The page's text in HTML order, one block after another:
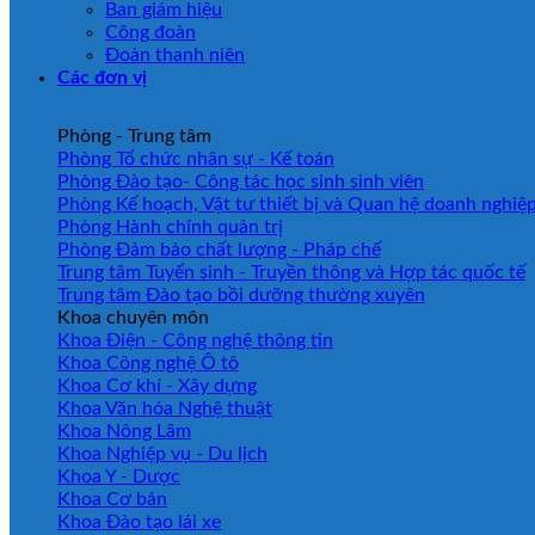
Ban giám hiệu
Công đoàn
Đoàn thanh niên
Các đơn vị
Phòng - Trung tâm
Phòng Tổ chức nhân sự - Kế toán
Phòng Đào tạo- Công tác học sinh sinh viên
Phòng Kế hoạch, Vật tư thiết bị và Quan hệ doanh
Phòng Hành chính quản trị
Phòng Đảm bảo chất lượng - Pháp chế
Trung tâm Tuyển sinh - Truyền thông và Hợp tác quốc tế
Trung tâm Đào tạo bồi dưỡng thường xuyên
Khoa chuyên môn
Khoa Điện - Công nghệ thông tin
Khoa Công nghệ Ô tô
Khoa Cơ khí - Xây dựng
Khoa Văn hóa Nghệ thuật
Khoa Nông Lâm
Khoa Nghiệp vụ - Du lịch
Khoa Y - Dược
Khoa Cơ bản
Khoa Đào tạo lái xe